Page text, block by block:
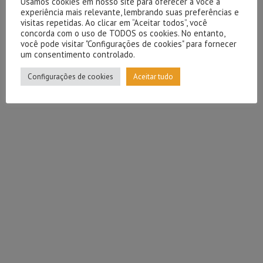
experiência mais relevante, lembrando suas preferências e
visitas repetidas. Ao clicar em “Aceitar todos”, você
concorda com o uso de TODOS os cookies. No entanto,
você pode visitar "Configurações de cookies" para fornecer
um consentimento controlado.
Configurações de cookies Aceitar tudo